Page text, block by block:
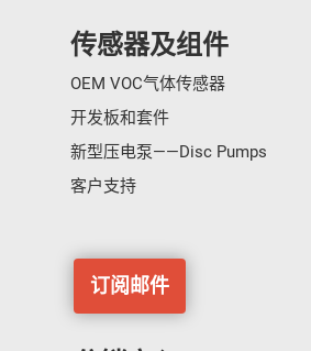
传感器及组件
OEM VOC气体传感器
开发板和套件
新型压电泵——Disc Pumps
客户支持
订阅邮件